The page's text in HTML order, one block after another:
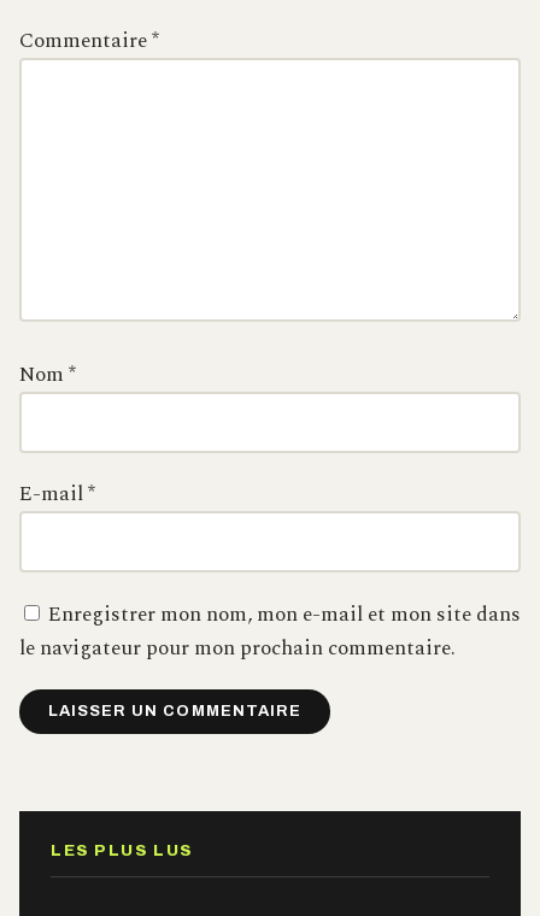
Commentaire*
Nom*
E-mail*
Enregistrer mon nom, mon e-mail et mon site dans
le navigateur pour mon prochain commentaire.
LES PLUS LUS